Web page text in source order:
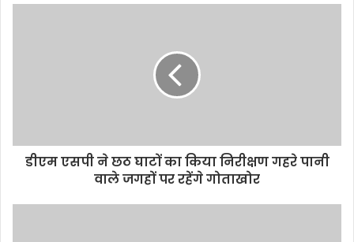
d
डीएम एसपी ने छठ घाटों का किया निरीक्षण गहरे पानी
वाले जगहों पर रहेंगे गोताखोर